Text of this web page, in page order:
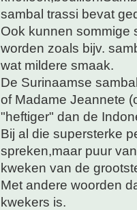
sambal trassi bevat
Ook kunnen sommige
worden zoals bijv.
wat mildere smaak.
De Surinaamse
of Madame Jeannete
"heftiger" dan de
Bij al die supersterke
spreken,maar puur
kweken van de
Met andere woorden
kwekers is.